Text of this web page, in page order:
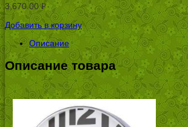
3,670.00Р
УБ.
Добавить в корзину
Описание
Описание товара